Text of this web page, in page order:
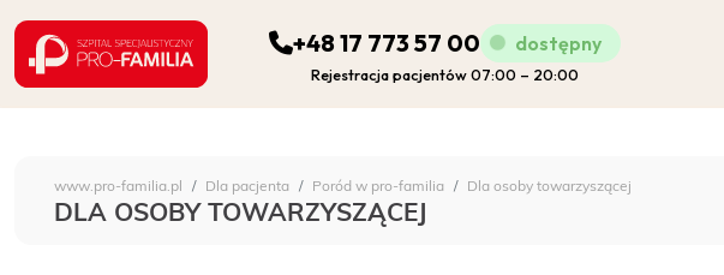
Szpital Specjalistyczny Pro-
+48 17 773 57 00 dostępny
Rejestracja pacjentów 07:00 – 20:00
PORADNIE
www.pro-familia.pl Dla pacjenta Poród w pro-familia Dla osoby towarzyszącej
DLA OSOBY TOWARZYSZĄCEJ